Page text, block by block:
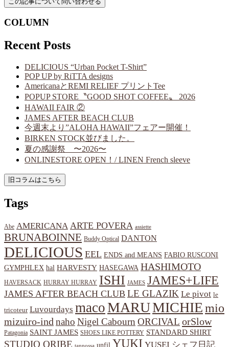
COLUMN
Recent Posts
DELICIOUS “Urban Pocket T-Shirt”
POP UP by RiTTA designs
AmericanaとREMI RELIEF プリントTee
POPUP STORE〝GOOD SHOT COFFEE〟 2026
HAWAII FAIR ②
JAMES AFTER BEACH CLUB
今週末より”ALOHA HAWAII”フェアー開催！
BIRKEN STOCK並びました。
夏の感謝祭 〜2026〜
ONLINESTORE OPEN！/ LINEN French sleeve
Tags
Abe AMERICANA ARTE POVERA assiette
BRUNABOINNE Buddy Optical DANTON
DELICIOUS EEL ENDS and MEANS FABIO RUSCONI
GYMPHLEX hal HARVESTY HASEGAWA HASHIMOTO
HAVERSACK HURRAY HURRAY ISHI JAMES JAMES+LIFE
JAMES AFTER BEACH CLUB LE GLAZIK Le pivot le
tricoteur Luvourdays macoMARUMICHIEmio
mizuiro-ind naho Nigel Cabourn ORCIVAL orSlow
Patagonia SAINT JAMES SHOES LIKE POTTERY STANDARD SHIRT
STUDIO ORIBE tannossa unfil YUKI YUSEI シェフ日記